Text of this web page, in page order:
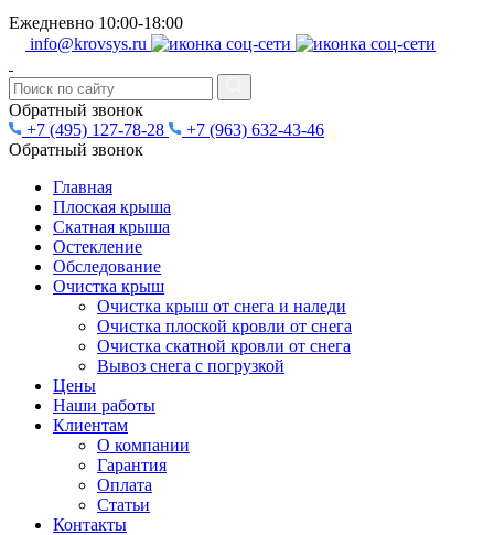
Ежедневно 10:00-18:00
info@krovsys.ru
Обратный звонок
+7 (495) 127-78-28
+7 (963) 632-43-46
Обратный звонок
Главная
Плоская крыша
Скатная крыша
Остекление
Обследование
Очистĸа крыш
Очистка крыш от снега и наледи
Очистка плоской кровли от снега
Очистка скатной кровли от снега
Вывоз снега с погрузкой
Цены
Наши работы
Клиентам
О компании
Гарантия
Оплата
Статьи
Контакты